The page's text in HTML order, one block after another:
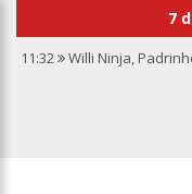
7
11:32 Willi Ninja,